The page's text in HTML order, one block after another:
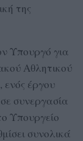
της
Υπουργό για
Αθλητικού
έργου
συνεργασία
Υπουργείο
συνολικά